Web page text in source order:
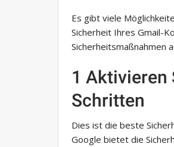
Es gibt viele
Sicherheit Ihres Gmail-
Sicherheitsmaßnahmen
1 Aktivieren
Schritten
Dies ist die beste
Google bietet die